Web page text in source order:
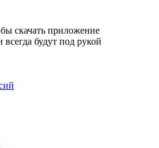
скачать приложение
будут под рукой